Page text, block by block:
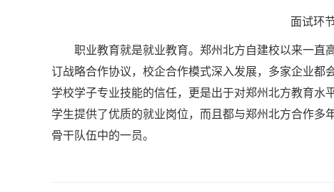
面试环
职业教育就是就业教育。郑州北方自建校以来一直
订战略合作协议，校企合作模式深入发展，多家企业都
学校学子专业技能的信任，更是出于对郑州北方教育
学生提供了优质的就业岗位，而且都与郑州北方合作
骨干队伍中的一员。